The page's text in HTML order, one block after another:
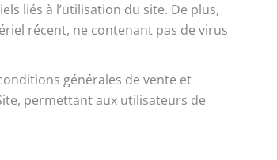
liés à l’utilisation du site. De plus,
récent, ne contenant pas de virus
générales de vente et
permettant aux utilisateurs de